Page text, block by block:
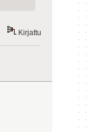
Kirjattu